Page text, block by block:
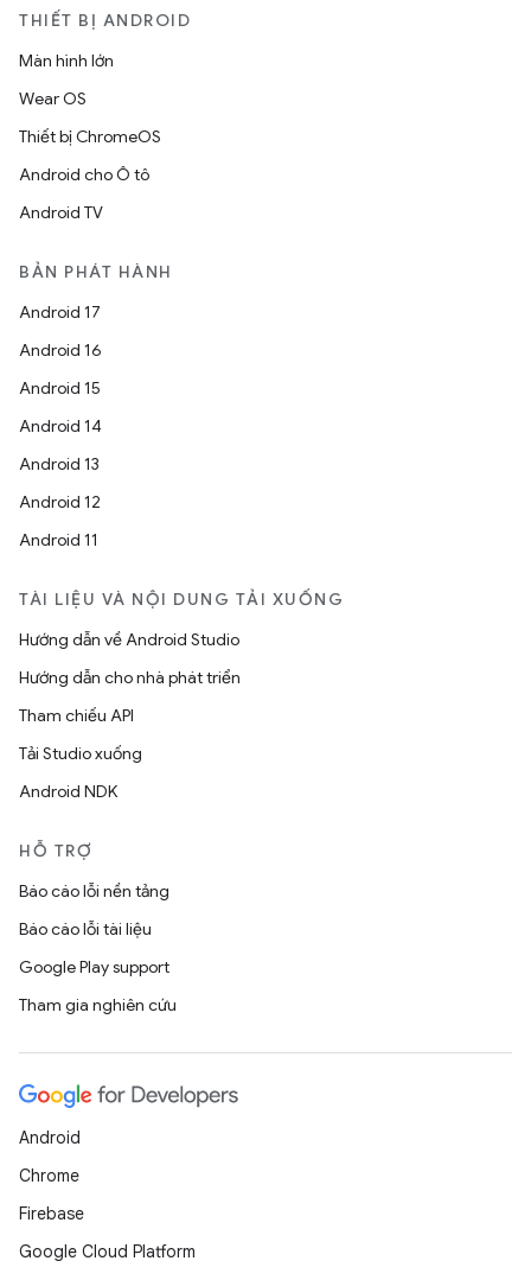
THIẾT BỊ ANDROID
Màn hình lớn
Wear OS
Thiết bị ChromeOS
Android cho Ô tô
Android TV
BẢN PHÁT HÀNH
Android 17
Android 16
Android 15
Android 14
Android 13
Android 12
Android 11
TÀI LIỆU VÀ NỘI DUNG TẢI XUỐNG
Hướng dẫn về Android Studio
Hướng dẫn cho nhà phát triển
Tham chiếu API
Tải Studio xuống
Android NDK
HỖ TRỢ
Báo cáo lỗi nền tảng
Báo cáo lỗi tài liệu
Google Play support
Tham gia nghiên cứu
Android
Chrome
Firebase
Google Cloud Platform